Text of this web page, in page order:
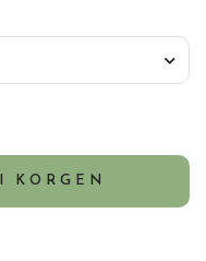
KORGEN